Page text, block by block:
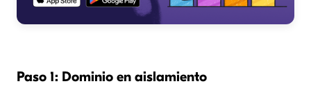
Paso 1: Dominio en aislamiento